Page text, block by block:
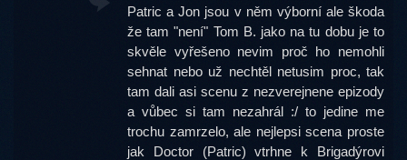
Patric a Jon jsou v něm výborní ale škoda
že tam "není" Tom B. jako na tu dobu je to
skvěle vyřešeno nevim proč ho nemohli
sehnat nebo už nechtěl netusim proc, tak
tam dali asi scenu z nezverejnene epizody
a vůbec si tam nezahrál :/ to jedine me
trochu zamrzelo, ale nejlepsi scena proste
jak Doctor (Patric) vtrhne k Brigadýrovi